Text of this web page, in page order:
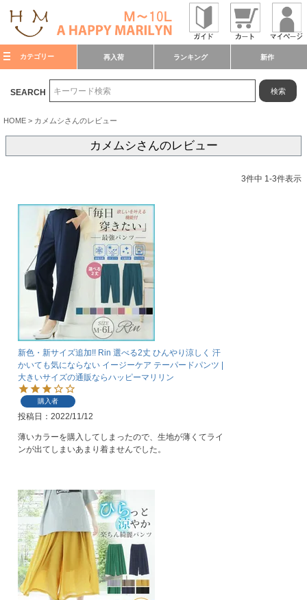
カテゴリー 再入荷 ランキング 新作
SEARCH 検索
HOME カメムシさんのレビュー
カメムシさんのレビュー
3件中 1-3件表示
新色・新サイズ追加!! Rin 選べる2丈 ひんやり涼しく 汗
かいても気にならない イージーケア テーパードパンツ |
大きいサイズの通販ならハッピーマリリン
購入者
投稿日 2022/11/12
薄いカラーを購入してしまったので、生地が薄くてライ
ンが出てしまいあまり着ませんでした。